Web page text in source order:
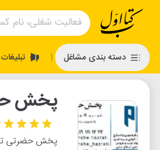
دسته بندی مشاغل |
پخش
پخش حضرتی تولید